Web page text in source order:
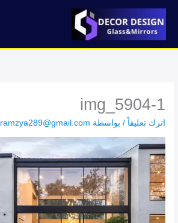
المحتوى
img_5904-1
اترك تعليقاً / بواسطة ramzya289@gmail.com